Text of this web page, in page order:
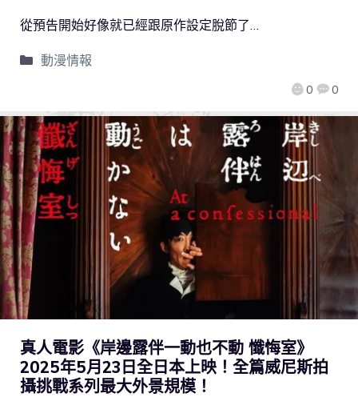
0 0
從預告開始好像就已經跟原作設定脫節了…
動漫情報
真人電影《岸邊露伴一動也不動 懺悔室》
2025年5月23日全日本上映！全篇威尼斯拍
攝挑戰系列最大外景規模！